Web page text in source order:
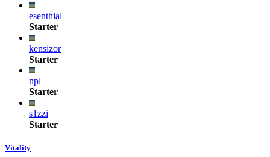
esenthial
Starter
kensizor
Starter
npl
Starter
s1zzi
Starter
Vitality